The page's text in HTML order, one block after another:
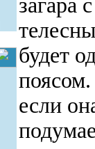
загара
будет
если